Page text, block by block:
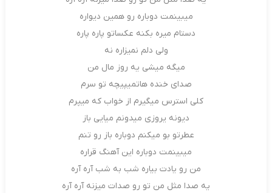
ﻣﻴﺒﻴﻨﻤﺖ دوﺑﺎره رو ﻫﻤﻴﻦ دﻳﻮاره
دﺳﺘﺎم ﻣﻴﺮه ﺑﻜﻨﻪ ﻋﻜﺴﺎﺗﻮ ﭘﺎره ﭘﺎره
وﻟﻰ دﻟﻢ ﻧﻤﻴﺰاره ﻧﻪ
ﻣﻴﮕﻪ ﻣﻴﺸﻰ ﻳﻪ روز ﻣﺎل ﻣﻦ
ﺻﺪای ﺧﻨﺪه ﻫﺎﺗﻤﻴﭙﻴﭽﻪ ﺗﻮ ﺳﺮم
ﻛﻠﻰ اﺳﺘﺮس ﻣﻴﮕﻴﺮم از ﺧﻮاب ﻛﻪ ﻣﻴﭙﺮم
دﻳﻮﻧﻪ ﻳﺮوزی ﻣﻴﺪوﻧﻢ ﻣﻴﺎﻳﻰ ﺑﺎز
ﻋﻄﺮﺗﻮ ﺑﻮ ﻣﻴﻜﻨﻢ دوﺑﺎره ﺑﺎز رو ﺗﻨﻢ
ﻣﻴﺒﻴﻨﻤﺖ دوﺑﺎره اﻳﻦ آﻫﻨﮓ ﻗﺮاره
ﻣﻦ رو ﻳﺎدت ﺑﻴﺎره ﺷﺐ ﺑﻪ ﺷﺐ آره آره
ﻳﻪ ﺻﺪا ﻣﺜﻞ ﻣﻦ ﺗﻮ رو ﺻﺪات ﻣﻴﺰﻧﻪ آره آره